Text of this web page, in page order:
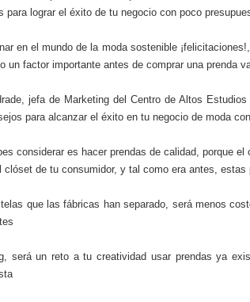
para lograr el éxito de tu negocio con poco
en el mundo de la moda sostenible
un factor importante antes de comprar una prenda
jefa de Marketing del Centro de Altos
para alcanzar el éxito en tu negocio de moda
considerar es hacer prendas de calidad, porque
clóset de tu consumidor, y tal como era antes, estas
que las fábricas han separado, será menos
será un reto a tu creatividad usar prendas ya